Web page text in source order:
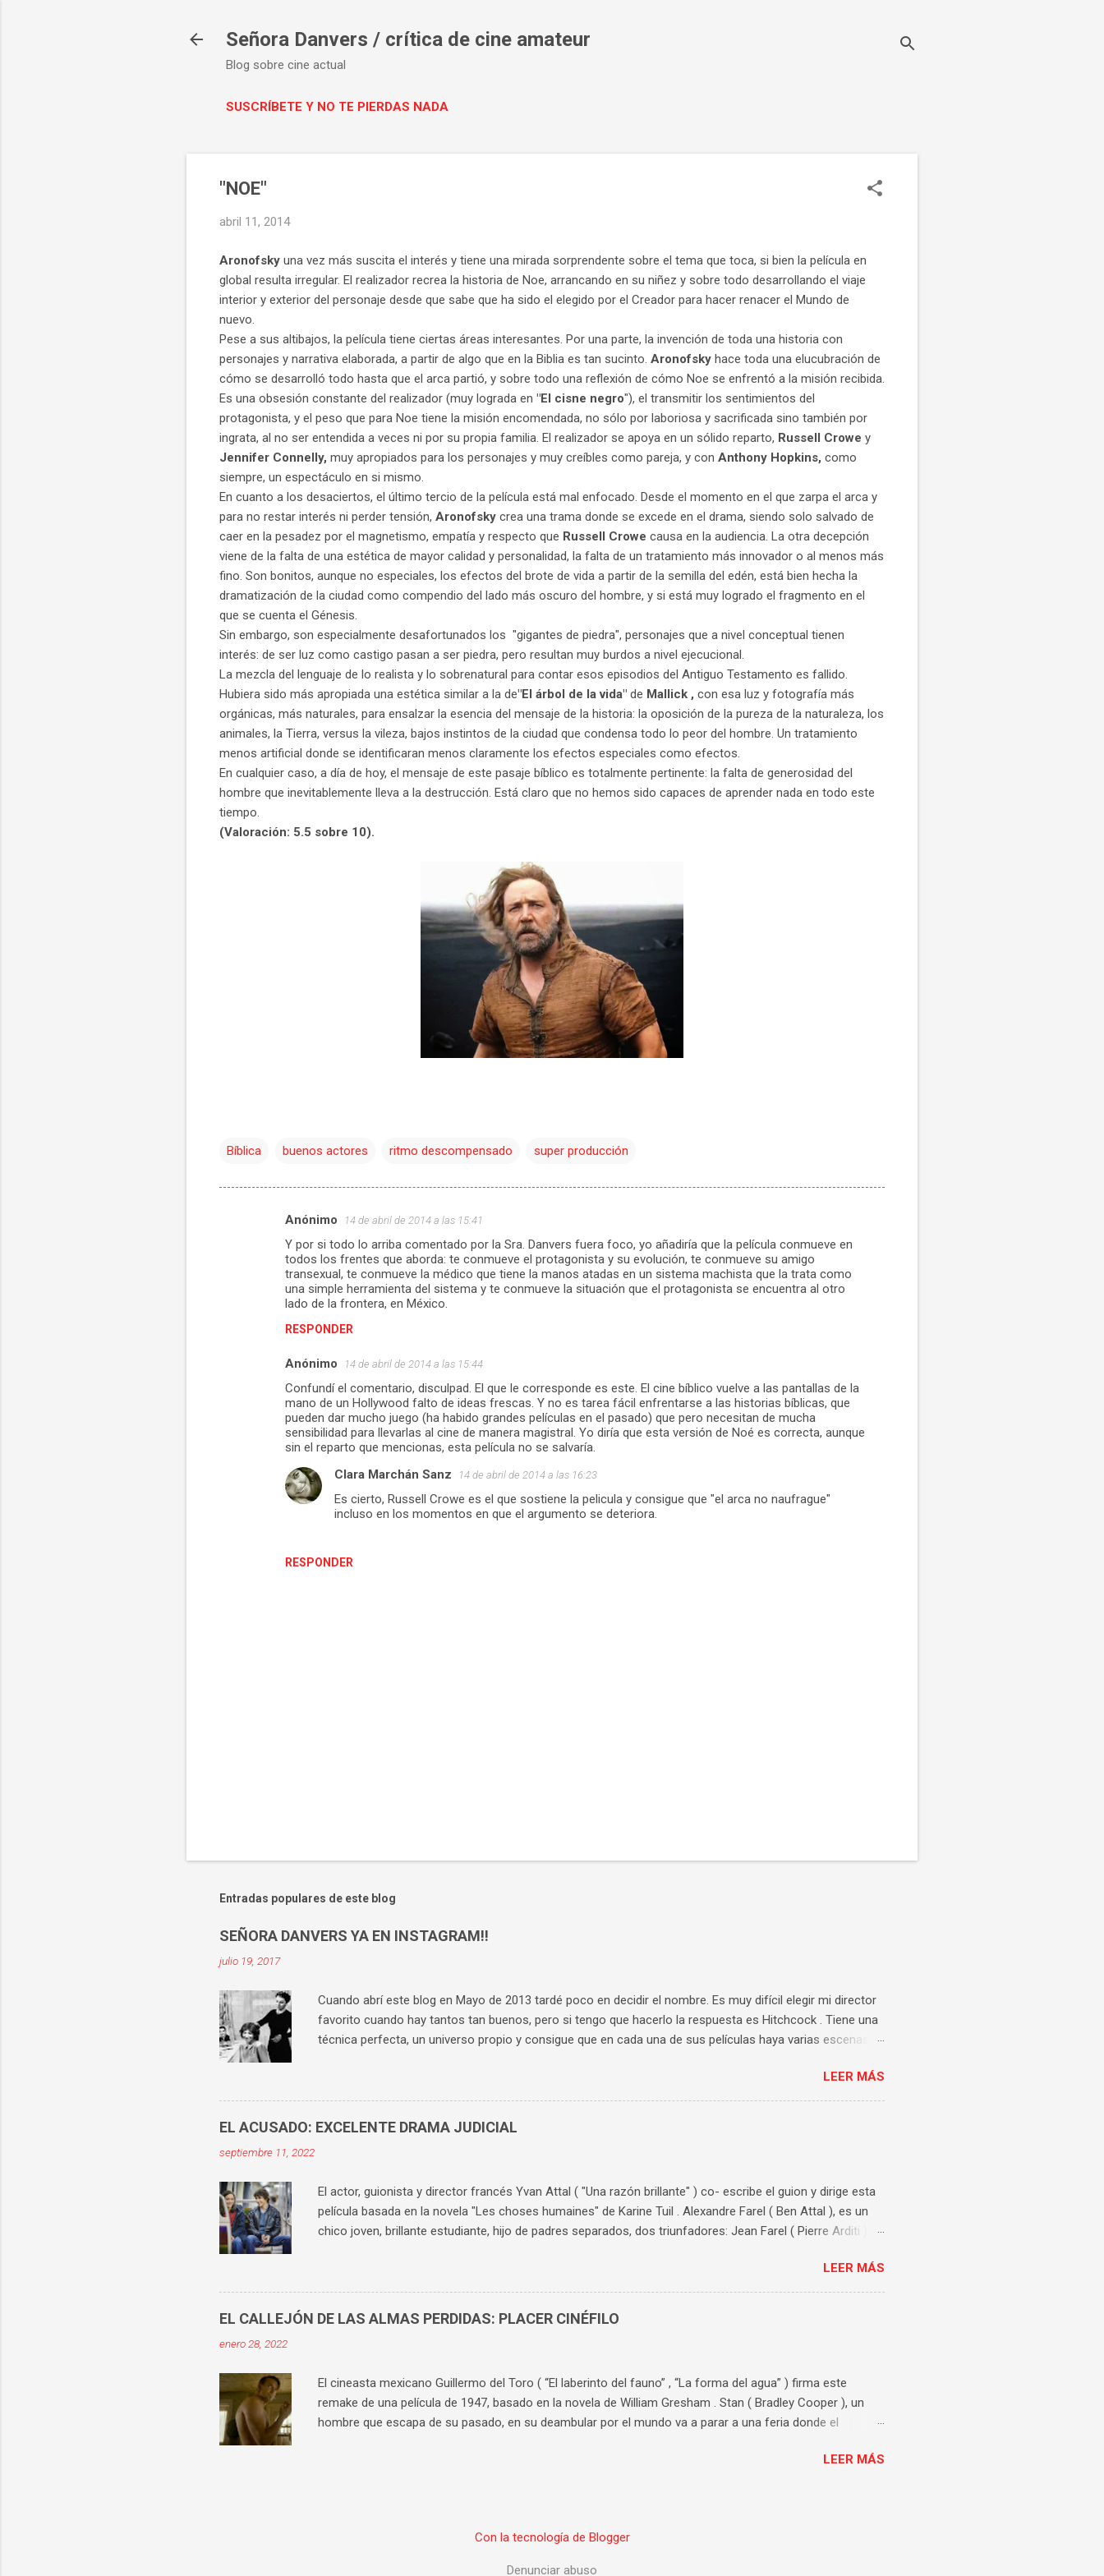
Señora Danvers / crítica de cine amateur
Blog sobre cine actual
SUSCRÍBETE Y NO TE PIERDAS NADA
"NOE"
abril 11, 2014
Aronofsky una vez más suscita el interés y tiene una mirada sorprendente sobre el tema que toca, si bien la película en
global resulta irregular. El realizador recrea la historia de Noe, arrancando en su niñez y sobre todo desarrollando el viaje
interior y exterior del personaje desde que sabe que ha sido el elegido por el Creador para hacer renacer el Mundo de
nuevo.
Pese a sus altibajos, la película tiene ciertas áreas interesantes. Por una parte, la invención de toda una historia con
personajes y narrativa elaborada, a partir de algo que en la Biblia es tan sucinto. Aronofsky hace toda una elucubración de
cómo se desarrolló todo hasta que el arca partió, y sobre todo una reflexión de cómo Noe se enfrentó a la misión recibida.
Es una obsesión constante del realizador (muy lograda en "El cisne negro"), el transmitir los sentimientos del
protagonista, y el peso que para Noe tiene la misión encomendada, no sólo por laboriosa y sacrificada sino también por
ingrata, al no ser entendida a veces ni por su propia familia. El realizador se apoya en un sólido reparto, Russell Crowe y
Jennifer Connelly, muy apropiados para los personajes y muy creíbles como pareja, y con Anthony Hopkins, como
siempre, un espectáculo en si mismo.
En cuanto a los desaciertos, el último tercio de la película está mal enfocado. Desde el momento en el que zarpa el arca y
para no restar interés ni perder tensión, Aronofsky crea una trama donde se excede en el drama, siendo solo salvado de
caer en la pesadez por el magnetismo, empatía y respecto que Russell Crowe causa en la audiencia. La otra decepción
viene de la falta de una estética de mayor calidad y personalidad, la falta de un tratamiento más innovador o al menos más
fino. Son bonitos, aunque no especiales, los efectos del brote de vida a partir de la semilla del edén, está bien hecha la
dramatización de la ciudad como compendio del lado más oscuro del hombre, y si está muy logrado el fragmento en el
que se cuenta el Génesis.
Sin embargo, son especialmente desafortunados los "gigantes de piedra", personajes que a nivel conceptual tienen
interés: de ser luz como castigo pasan a ser piedra, pero resultan muy burdos a nivel ejecucional.
La mezcla del lenguaje de lo realista y lo sobrenatural para contar esos episodios del Antiguo Testamento es fallido.
Hubiera sido más apropiada una estética similar a la de"El árbol de la vida" de Mallick , con esa luz y fotografía más
orgánicas, más naturales, para ensalzar la esencia del mensaje de la historia: la oposición de la pureza de la naturaleza, los
animales, la Tierra, versus la vileza, bajos instintos de la ciudad que condensa todo lo peor del hombre. Un tratamiento
menos artificial donde se identificaran menos claramente los efectos especiales como efectos.
En cualquier caso, a día de hoy, el mensaje de este pasaje bíblico es totalmente pertinente: la falta de generosidad del
hombre que inevitablemente lleva a la destrucción. Está claro que no hemos sido capaces de aprender nada en todo este
tiempo.
(Valoración: 5.5 sobre 10).
Bíblica buenos actores ritmo descompensado super producción
Anónimo 14 de abril de 2014 a las 15:41
Y por si todo lo arriba comentado por la Sra. Danvers fuera foco, yo añadiría que la película conmueve en
todos los frentes que aborda: te conmueve el protagonista y su evolución, te conmueve su amigo
transexual, te conmueve la médico que tiene la manos atadas en un sistema machista que la trata como
una simple herramienta del sistema y te conmueve la situación que el protagonista se encuentra al otro
lado de la frontera, en México.
RESPONDER
Anónimo 14 de abril de 2014 a las 15:44
Confundí el comentario, disculpad. El que le corresponde es este. El cine bíblico vuelve a las pantallas de la
mano de un Hollywood falto de ideas frescas. Y no es tarea fácil enfrentarse a las historias bíblicas, que
pueden dar mucho juego (ha habido grandes películas en el pasado) que pero necesitan de mucha
sensibilidad para llevarlas al cine de manera magistral. Yo diría que esta versión de Noé es correcta, aunque
sin el reparto que mencionas, esta película no se salvaría.
RESPONDER
Clara Marchán Sanz 14 de abril de 2014 a las 16:23
Es cierto, Russell Crowe es el que sostiene la pelicula y consigue que "el arca no naufrague"
incluso en los momentos en que el argumento se deteriora.
u
i
a
u
c
m
e
n
t
o
Entradas populares de este blog
SEÑORA DANVERS YA EN INSTAGRAM!!
julio 19, 2017
Cuando abrí este blog en Mayo de 2013 tardé poco en decidir el nombre. Es muy difícil elegir mi director
favorito cuando hay tantos tan buenos, pero si tengo que hacerlo la respuesta es Hitchcock . Tiene una
técnica perfecta, un universo propio y consigue que en cada una de sus películas haya varias escenas
los protagonistas hasta el final. Es el director cuya obra he visto y vuelto a ver más veces. Así que me
apetecía buscar un nombre al blog que tuviera relación con él. Rápidamente apareció en mi cabeza la
señora Danvers, el ama de llaves de "Rebeca" , increíblemente interpretada por Judith Anderson . Un
LEER MÁS
EL ACUSADO: EXCELENTE DRAMA JUDICIAL
septiembre 11, 2022
El actor, guionista y director francés Yvan Attal ( "Una razón brillante" ) co- escribe el guion y dirige esta
película basada en la novela "Les choses humaines" de Karine Tuil . Alexandre Farel ( Ben Attal ), es un
chico joven, brillante estudiante, hijo de padres separados, dos triunfadores: Jean Farel ( Pierre Arditi )
violación por Mila ( Suzanne Jouannet ), la hija de la nueva pareja de su madre. El tema de esta película
no puede estar más de actualidad, trata de la violación, pero de forma más concreta del consentimiento.
La historia tienen mucha riqueza, primero por su capacidad de aportar muchos y variados puntos de
LEER MÁS
EL CALLEJÓN DE LAS ALMAS PERDIDAS: PLACER CINÉFILO
enero 28, 2022
El cineasta mexicano Guillermo del Toro ( “El laberinto del fauno” , “La forma del agua” ) firma este
remake de una película de 1947, basado en la novela de William Gresham . Stan ( Bradley Cooper ), un
hombre que escapa de su pasado, en su deambular por el mundo va a parar a una feria donde el
) y Pete ( David Strathairn ), que le enseñan los principios básicos del mentalismo. Esta historia de
sin comerse unos a otros. Además el escenario visual es de una riqueza insuperable, por lo que el
LEER MÁS
Con la tecnología de Blogger
Denunciar abuso